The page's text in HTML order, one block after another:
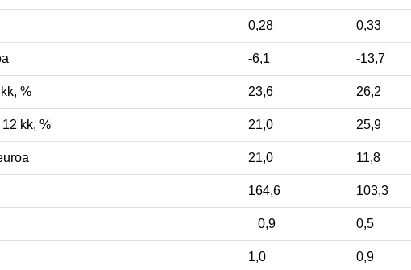
0,28 0,33
-6,1 -13,7
% 23,6 26,2
kk, % 21,0 25,9
21,0 11,8
164,6 103,3
0,9 0,5
1,0 0,9